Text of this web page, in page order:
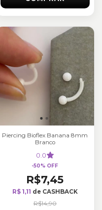
Piercing Bioflex Banana 8mm
Branco
0.0
-50% OFF
R$7,45
R$ 1,11 de CASHBACK
R$14,90